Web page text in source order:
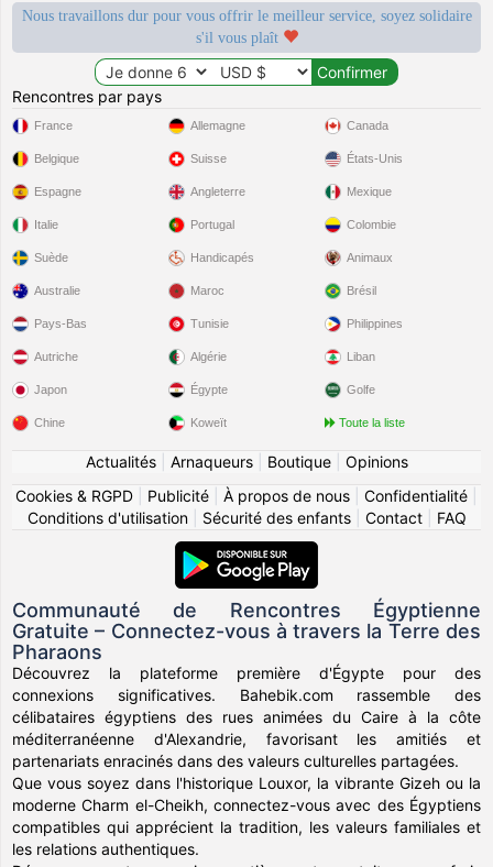
Nous travaillons dur pour vous offrir le meilleur service, soyez solidaire
s'il vous plaît
Rencontres par pays
France
Belgique
Espagne
Italie
Suède
Allemagne
Suisse
Angleterre
Portugal
Handicapés
Canada
États-Unis
Mexique
Colombie
Animaux
Australie
Pays-Bas
Autriche
Japon
Chine
Maroc
Tunisie
Algérie
Égypte
Koweït
Brésil
Philippines
Liban
Golfe
Toute la liste
Actualités| Arnaqueurs| Boutique| Opinions
Cookies & RGPD
Publicité À propos de nous Confidentialité
Conditions d'utilisation| Sécurité des enfants| Contact| FAQ
Communauté de Rencontres Égyptienne
Gratuite – Connectez-vous à travers la Terre des
Pharaons
Découvrez la plateforme première d'Égypte pour des
connexions significatives. Bahebik.com rassemble des
célibataires égyptiens des rues animées du Caire à la côte
méditerranéenne d'Alexandrie, favorisant les amitiés et
partenariats enracinés dans des valeurs culturelles partagées.
Que vous soyez dans l'historique Louxor, la vibrante Gizeh ou la
moderne Charm el-Cheikh, connectez-vous avec des Égyptiens
compatibles qui apprécient la tradition, les valeurs familiales et
les relations authentiques.